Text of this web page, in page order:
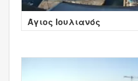
Άγιος Ιουλιανός